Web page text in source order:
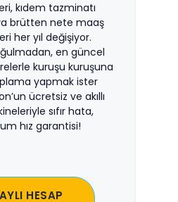
kıdem tazminatı
brütten nete maaş
her yıl değişiyor.
en güncel
kuruşu kuruşuna
yapmak ister
ücretsiz ve akıllı
sıfır hata,
hız garantisi!
HESAP